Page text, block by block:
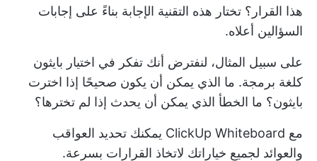
هذا القرار؟ تختار هذه التقنية الإجابة بناءً على إجابات
السؤالين أعلاه.
على سبيل المثال، لنفترض أنك تفكر في اختيار بايثون
كلغة برمجة. ما الذي يمكن أن يكون صحيحًا إذا اخترت
بايثون؟ ما الخطأ الذي يمكن أن يحدث إذا لم تخترها؟
مع ClickUp Whiteboard يمكنك تحديد العواقب
والعوائد لجميع خياراتك لاتخاذ القرارات بسرعة.